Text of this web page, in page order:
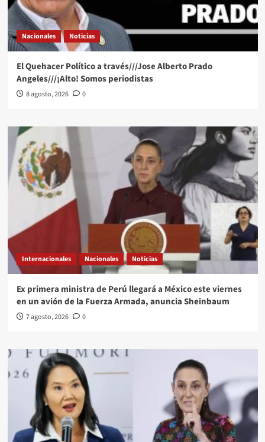
Nacionales Noticias
El Quehacer Político a través///Jose Alberto Prado
Angeles///¡Alto! Somos periodistas
8 agosto, 2026 0
Internacionales Nacionales Noticias
Ex primera ministra de Perú llegará a México este viernes
en un avión de la Fuerza Armada, anuncia Sheinbaum
7 agosto, 2026 0